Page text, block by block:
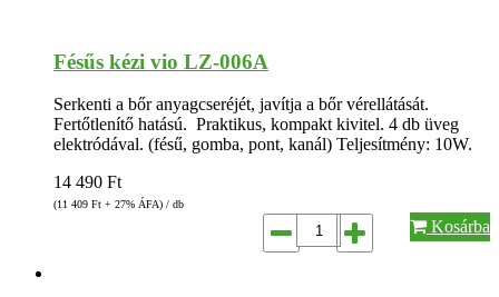
Fésűs kézi vio LZ-006A
Serkenti a bőr anyagcseréjét, javítja a bőr vérellátását.
Fertőtlenítő hatású. Praktikus, kompakt kivitel. 4 db üveg
elektródával. (fésű, gomba, pont, kanál) Teljesítmény: 10W.
14 490 Ft
(11 409 Ft + 27% ÁFA) / db
Kosárba